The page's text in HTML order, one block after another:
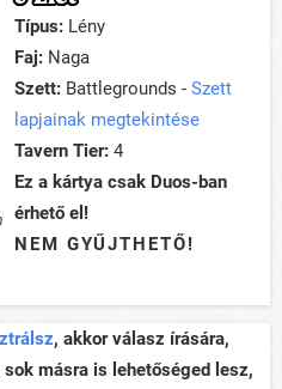
Típus: Lény
Faj: Naga
Szett: Battlegrounds - Szett
lapjainak megtekintése
Tavern Tier: 4
Ez a kártya csak Duos-ban
érhető el!
NEM GYŰJTHETŐ!
, akkor válasz írására,
másra is lehetőséged lesz,